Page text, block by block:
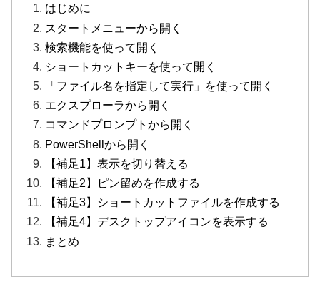
はじめに
スタートメニューから開く
検索機能を使って開く
ショートカットキーを使って開く
「ファイル名を指定して実行」を使って開く
エクスプローラから開く
コマンドプロンプトから開く
PowerShellから開く
【補足1】表示を切り替える
【補足2】ピン留めを作成する
【補足3】ショートカットファイルを作成する
【補足4】デスクトップアイコンを表示する
まとめ